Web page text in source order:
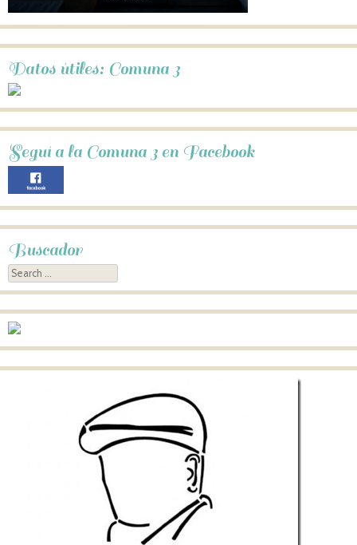
Datos útiles: Comuna 3
Seguí a la Comuna 3 en Facebook
Buscador
Search